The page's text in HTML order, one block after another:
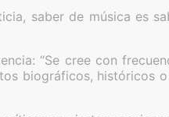
saber de música es
“Se cree con
biográficos, históricos